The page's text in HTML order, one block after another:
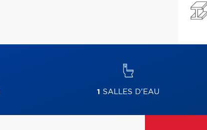
1 SALLES D'EAU